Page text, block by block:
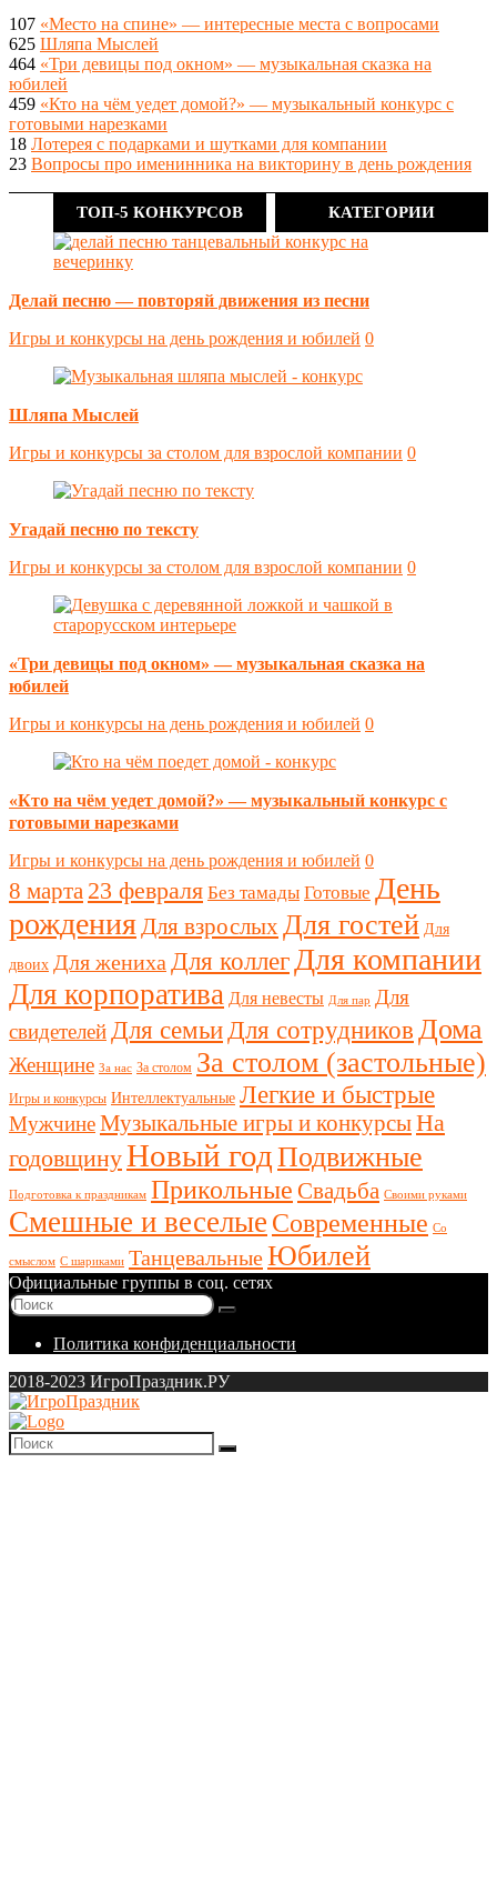
107 «Место на спине» — интересные места с вопросами
625 Шляпа Мыслей
464 «Три девицы под окном» — музыкальная сказка на
юбилей
459 «Кто на чём уедет домой?» — музыкальный конкурс с
готовыми нарезками
18 Лотерея с подарками и шутками для компании
23 Вопросы про именинника на викторину в день рождения
ТОП-5 КОНКУРСОВ КАТЕГОРИИ
Делай песню — повторяй движения из песни
Игры и конкурсы на день рождения и юбилей 0
Шляпа Мыслей
Игры и конкурсы за столом для взрослой компании 0
Угадай песню по тексту
Игры и конкурсы за столом для взрослой компании 0
«Три девицы под окном» — музыкальная сказка на
юбилей
Игры и конкурсы на день рождения и юбилей 0
«Кто на чём уедет домой?» — музыкальный конкурс с
готовыми нарезками
Игры и конкурсы на день рождения и юбилей 0
8 марта 23 февраля Без тамады Готовые День
рожденияДля взрослыхДля гостей Для
двоих Для жениха Для коллег Для компании
Для корпоратива Для невесты Для пар
Для
свидетелейДля семьиДля сотрудников Дома
Женщине За нас За столом За столом (застольные)
Игры и конкурсы Интеллектуальные Легкие и быстрые
МужчинеМузыкальные игры и конкурсыНа
годовщинуНовый годПодвижные
Подготовка к праздникам Прикольные Свадьба Своими руками
Смешные и веселые Современные Со
смыслом С шариками ТанцевальныеЮбилей
Официальные группы в соц. сетях
Политика конфиденциальности
2018-2023 ИгроПраздник.РУ